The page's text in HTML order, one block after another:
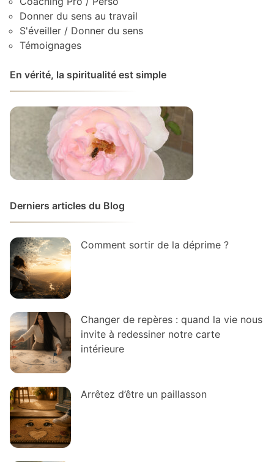
Donner du sens au travail
S'éveiller / Donner du sens
Témoignages
En vérité, la spiritualité est simple
Derniers articles du Blog
Comment sortir de la déprime ?
Changer de repères : quand la vie nous
invite à redessiner notre carte
intérieure
Arrêtez d’être un paillasson